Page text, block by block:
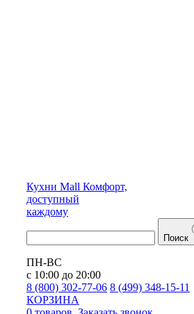
Кухни Mall Комфорт,
доступный
каждому
Поиск
ПН-ВС
с 10:00 до 20:00
8 (800) 302-77-06 8 (499) 348-15-11
КОРЗИНА